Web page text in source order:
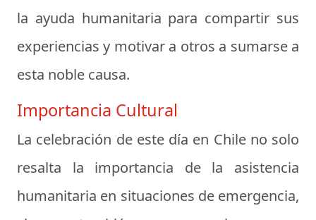
la ayuda humanitaria para compartir sus
experiencias y motivar a otros a sumarse a
esta noble causa.
Importancia Cultural
La celebración de este día en Chile no solo
resalta la importancia de la asistencia
humanitaria en situaciones de emergencia,